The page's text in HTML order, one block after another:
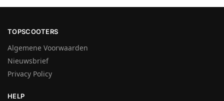
TOPSCOOTERS
Algemene Voorwaarden
Nieuwsbrief
Privacy Policy
HELP